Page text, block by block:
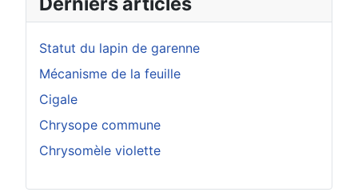
Statut du lapin de garenne
Mécanisme de la feuille
Cigale
Chrysope commune
Chrysomèle violette